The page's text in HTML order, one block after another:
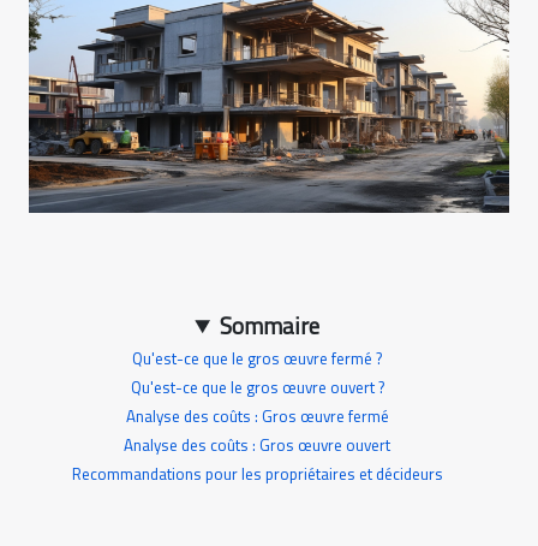
Sommaire
Qu'est-ce que le gros œuvre fermé ?
Qu'est-ce que le gros œuvre ouvert ?
Analyse des coûts : Gros œuvre fermé
Analyse des coûts : Gros œuvre ouvert
Recommandations pour les propriétaires et décideurs